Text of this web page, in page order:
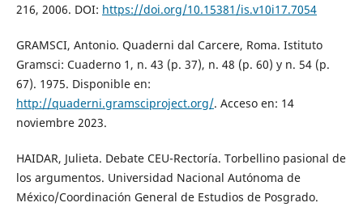
216, 2006. DOI: https://doi.org/10.15381/is.v10i17.7054
GRAMSCI, Antonio. Quaderni dal Carcere, Roma. Istituto
Gramsci: Cuaderno 1, n. 43 (p. 37), n. 48 (p. 60) y n. 54 (p.
67). 1975. Disponible en:
http://quaderni.gramsciproject.org/. Acceso en: 14
noviembre 2023.
HAIDAR, Julieta. Debate CEU-Rectoría. Torbellino pasional de
los argumentos. Universidad Nacional Autónoma de
México/Coordinación General de Estudios de Posgrado.